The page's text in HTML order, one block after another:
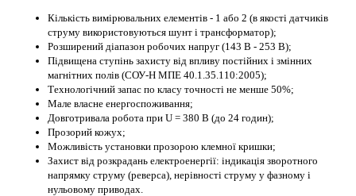
Кількість вимірювальних елементів - 1 або 2 (в якості датчиків
струму використовуються шунт і трансформатор);
Розширений діапазон робочих напруг (143 В - 253 В);
Підвищена ступінь захисту від впливу постійних і змінних
магнітних полів (СОУ-Н МПЕ 40.1.35.110:2005);
Технологічний запас по класу точності не менше 50%;
Мале власне енергоспоживання;
Довготривала робота при U = 380 В (до 24 годин);
Прозорий кожух;
Можливість установки прозорою клемної кришки;
Захист від розкрадань електроенергії: індикація зворотного
напрямку струму (реверса), нерівності струму у фазному і
нульовому приводах.